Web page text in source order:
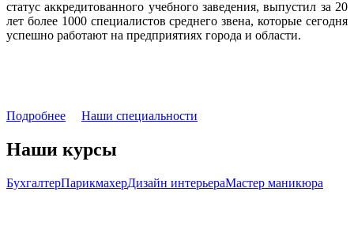
статус аккредитованного учебного заведения, выпустил за 20
лет более 1000 специалистов среднего звена, которые сегодня
успешно работают на предприятиях города и области.
Подробнее Наши специальности
Наши курсы
БухгалтерПарикмахерДизайн интерьераМастер маникюра